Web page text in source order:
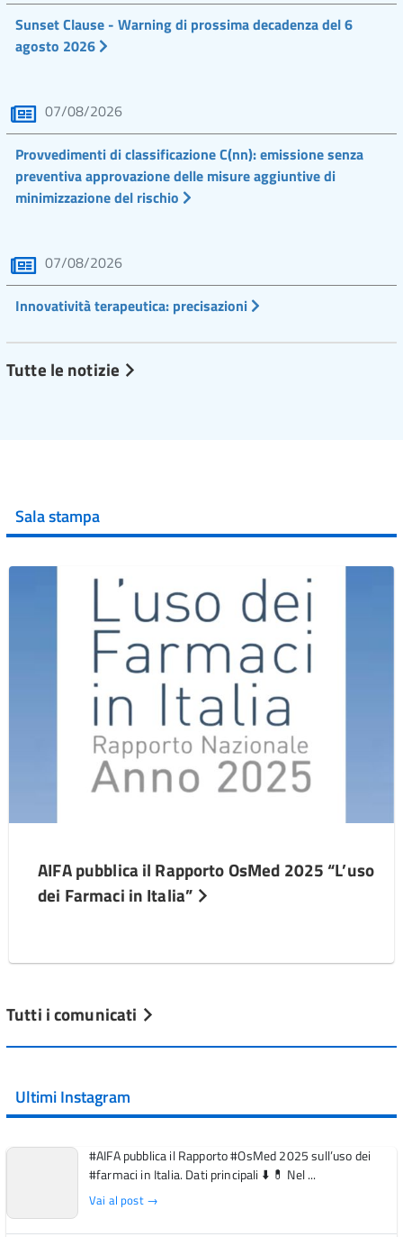
Sunset Clause - Warning di prossima decadenza del 6
agosto 2026
07/08/2026
Provvedimenti di classificazione C(nn): emissione senza
preventiva approvazione delle misure aggiuntive di
minimizzazione del rischio
07/08/2026
Innovatività terapeutica: precisazioni
Tutte le notizie
Sala stampa
AIFA pubblica il Rapporto OsMed 2025 “L’uso
dei Farmaci in Italia”
Tutti i comunicati
Ultimi Instagram
#AIFA pubblica il Rapporto #OsMed 2025 sull’uso dei
#farmaci in Italia. Dati principali ⬇️ 💊 Nel ...
Vai al post →